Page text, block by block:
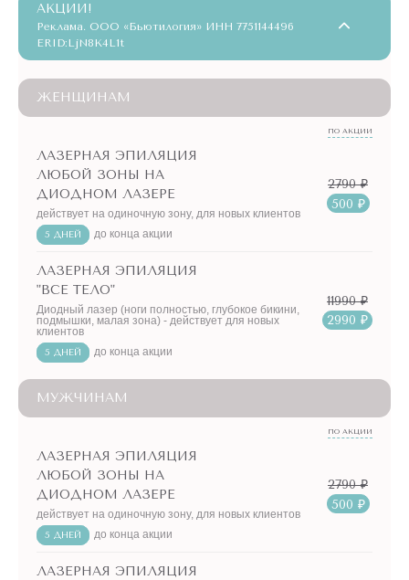
АКЦИИ!
Реклама. ООО «Бьютилогия» ИНН 7751144496
ERID:LjN8K4L1t
ЖЕНЩИНАМ
ПО АКЦИИ
ЛАЗЕРНАЯ ЭПИЛЯЦИЯ
ЛЮБОЙ ЗОНЫ НА
ДИОДНОМ ЛАЗЕРЕ
действует на одиночную зону, для новых клиентов
5 ДНЕЙ до конца акции
2790 ₽
500 ₽
ЛАЗЕРНАЯ ЭПИЛЯЦИЯ
"ВСЕ ТЕЛО"
Диодный лазер (ноги полностью, глубокое бикини,
подмышки, малая зона) - действует для новых
клиентов
5 ДНЕЙ до конца акции
11990 ₽
2990 ₽
МУЖЧИНАМ
ПО АКЦИИ
ЛАЗЕРНАЯ ЭПИЛЯЦИЯ
ЛЮБОЙ ЗОНЫ НА
ДИОДНОМ ЛАЗЕРЕ
действует на одиночную зону, для новых клиентов
5 ДНЕЙ до конца акции
2790 ₽
500 ₽
ЛАЗЕРНАЯ ЭПИЛЯЦИЯ